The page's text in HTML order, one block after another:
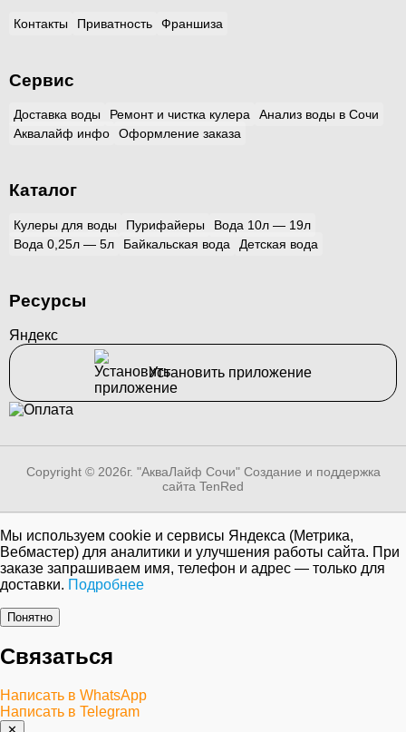
Контакты Приватность Франшиза
Сервис
Доставка воды Ремонт и чистка кулера
Анализ воды в Сочи
Аквалайф инфо
Оформление заказа
Каталог
Кулеры для воды Пурифайеры
Вода 10л — 19л
Вода 0,25л — 5л
Байкальская вода Детская вода
Ресурсы
Яндекс
Установить приложение
Copyright © 2026г. "АкваЛайф Сочи" Создание и поддержка
сайта TenRed
Мы используем cookie и сервисы Яндекса (Метрика,
Вебмастер) для аналитики и улучшения работы сайта. При
заказе запрашиваем имя, телефон и адрес — только для
доставки. Подробнее
Понятно
Связаться
Написать в WhatsApp
Написать в Telegram